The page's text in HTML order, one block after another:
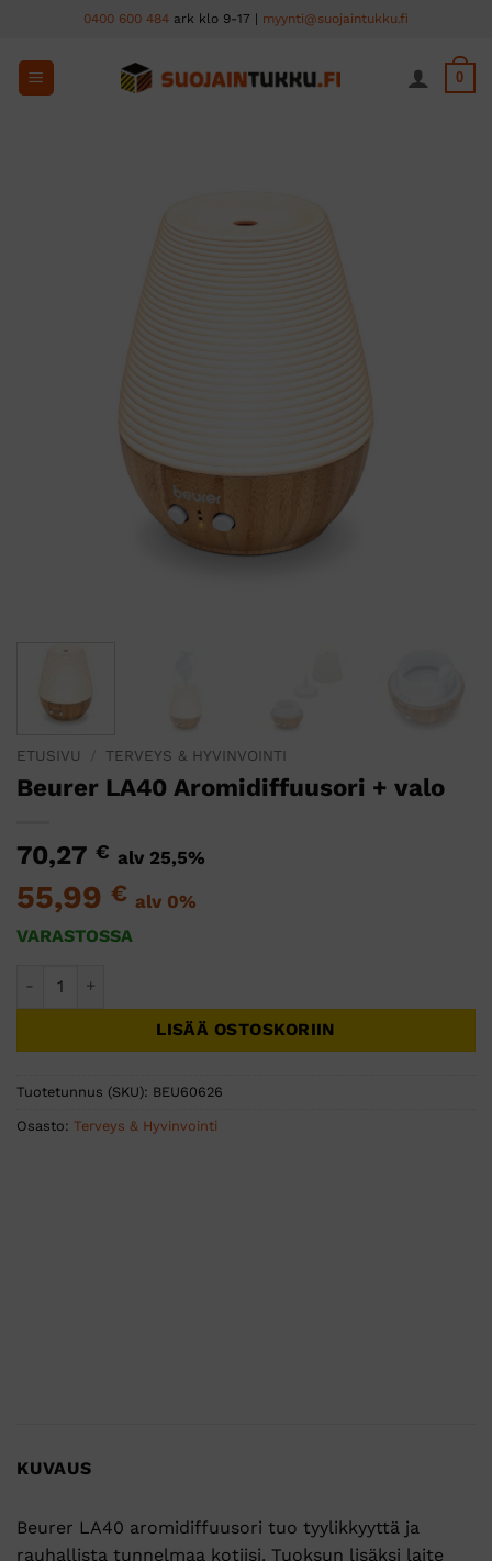
content
0400 600 484 ark klo 9-17 | myynti@suojaintukku.fi
0
ETUSIVU TERVEYS & HYVINVOINTI
Beurer LA40 Aromidiffuusori + valo
70,27 € alv 25,5%
55,99 € alv 0%
VARASTOSSA
LISÄÄ OSTOSKORIIN
Tuotetunnus (SKU): BEU60626
Osasto: Terveys & Hyvinvointi
KUVAUS
Beurer LA40 aromidiffuusori tuo tyylikkyyttä ja
rauhallista tunnelmaa kotiisi. Tuoksun lisäksi laite